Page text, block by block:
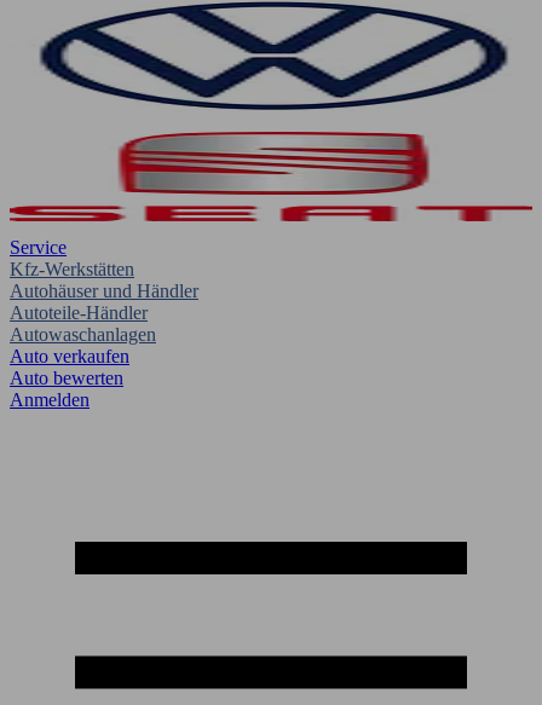
Service
Kfz-Werkstätten
Autohäuser und Händler
Autoteile-Händler
Autowaschanlagen
Auto verkaufen
Auto bewerten
Anmelden